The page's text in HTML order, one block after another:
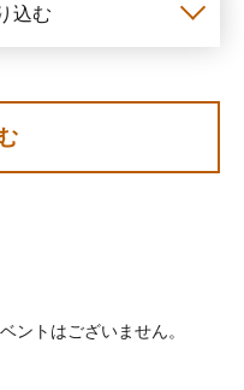
込む
ントはございません。